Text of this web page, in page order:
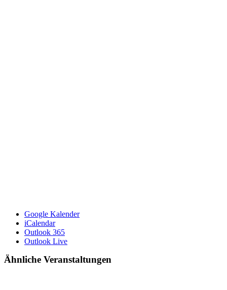
Google Kalender
iCalendar
Outlook 365
Outlook Live
Ähnliche Veranstaltungen